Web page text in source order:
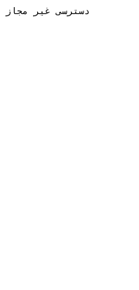
دسترسی غیر مجاز